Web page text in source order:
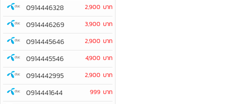
0914446328 2,900 บาท
0914446269 3,900 บาท
0914445646 2,900 บาท
0914445546 4,900 บาท
0914442995 2,900 บาท
0914441644 999 บาท